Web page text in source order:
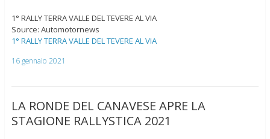
1° RALLY TERRA VALLE DEL TEVERE AL VIA
Source: Automotornews
1° RALLY TERRA VALLE DEL TEVERE AL VIA
16 gennaio 2021
LA RONDE DEL CANAVESE APRE LA
STAGIONE RALLYSTICA 2021